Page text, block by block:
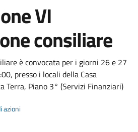
VI
consiliare
è convocata per i giorni 26 e 27
presso i locali della Casa
Terra, Piano 3° (Servizi Finanziari)
azioni